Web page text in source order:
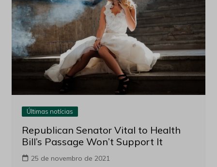
Últimas notícias
Republican Senator Vital to Health
Bill’s Passage Won’t Support It
25 de novembro de 2021